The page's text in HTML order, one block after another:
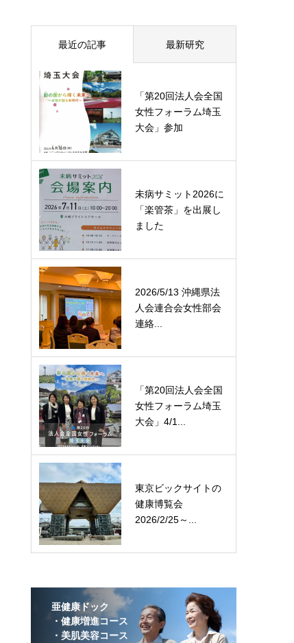
最近の記事 最新研究
「第20回法人会全国
女性フォーラム埼玉
大会」参加
未病サミット2026に
「楽管茶」を出展し
ました
2026/5/13 沖縄県法
人会連合会女性部会
連絡...
「第20回法人会全国
女性フォーラム埼玉
大会」4/1...
東京ビックサイトの
健康博覧会
2026/2/25～...
亜健康ドック
・健康増進コース
・美肌美容コース